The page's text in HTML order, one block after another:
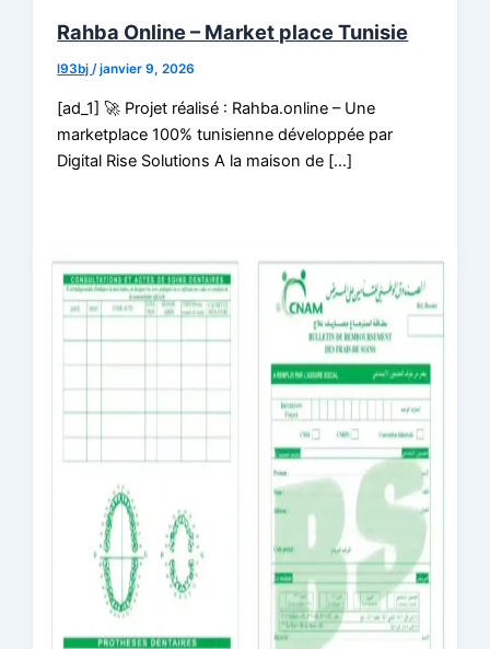
Rahba Online – Market place Tunisie
l93bj/janvier 9, 2026
[ad_1] 🚀 Projet réalisé : Rahba.online – Une
marketplace 100% tunisienne développée par
Digital Rise Solutions A la maison de […]